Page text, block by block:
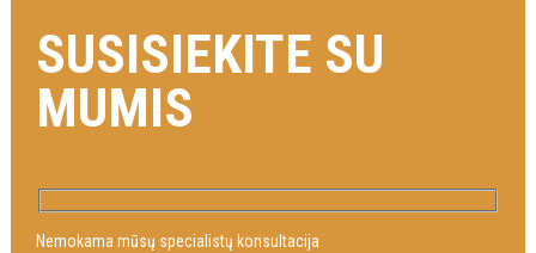
SUSISIEKITE SU
MUMIS
Nemokama mūsų specialistų konsultacija